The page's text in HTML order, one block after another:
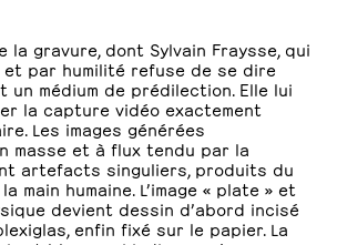
gravure, dont Sylvain Fraysse, qui
et par humilité refuse de se dire
un médium de prédilection. Elle lui
la capture vidéo exactement
Les images générées
masse et à flux tendu par la
artefacts singuliers, produits du
main humaine. L’image « plate » et
devient dessin d’abord incisé
enfin fixé sur le papier. La